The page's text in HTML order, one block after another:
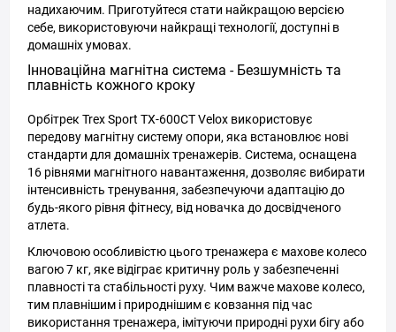
надихаючим. Приготуйтеся стати найкращою версією
себе, використовуючи найкращі технології, доступні в
домашніх умовах.
Інноваційна магнітна система - Безшумність та
плавність кожного кроку
Орбітрек Trex Sport TX-600CT Velox використовує
передову магнітну систему опори, яка встановлює нові
стандарти для домашніх тренажерів. Система, оснащена
16 рівнями магнітного навантаження, дозволяє вибирати
інтенсивність тренування, забезпечуючи адаптацію до
будь-якого рівня фітнесу, від новачка до досвідченого
атлета.
Ключовою особливістю цього тренажера є махове колесо
вагою 7 кг, яке відіграє критичну роль у забезпеченні
плавності та стабільності руху. Чим важче махове колесо,
тим плавнішим і природнішим є ковзання під час
використання тренажера, імітуючи природні рухи бігу або